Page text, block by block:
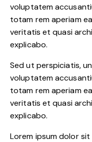
voluptatem
totam rem aperiam
veritatis et quasi
explicabo.
Sed ut perspiciatis,
voluptatem
totam rem aperiam
veritatis et quasi
explicabo.
Lorem ipsum dolor